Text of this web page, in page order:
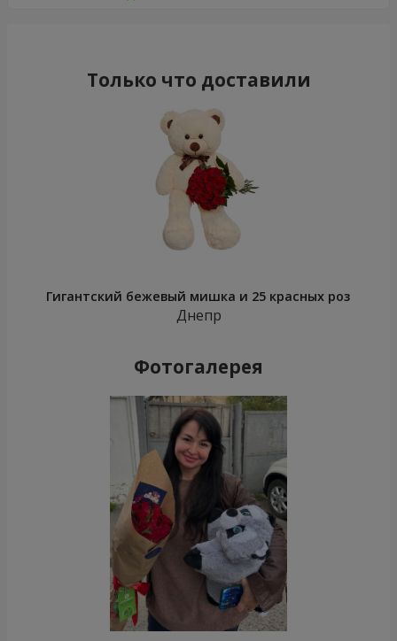
Только что доставили
Гигантский бежевый мишка и 25 красных роз
Днепр
Фотогалерея